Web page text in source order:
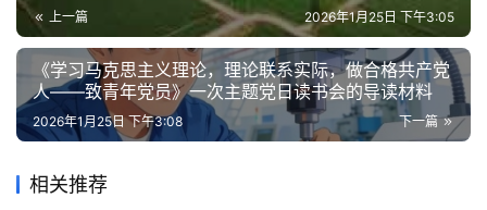
首
上一篇 2026年1月25日 下午3:05
《学习马克思主义理论，理论联系实际，做合格共产党
人——致青年党员》一次主题党日读书会的导读材料
下一篇
2026年1月25日 下午3:08
相关推荐